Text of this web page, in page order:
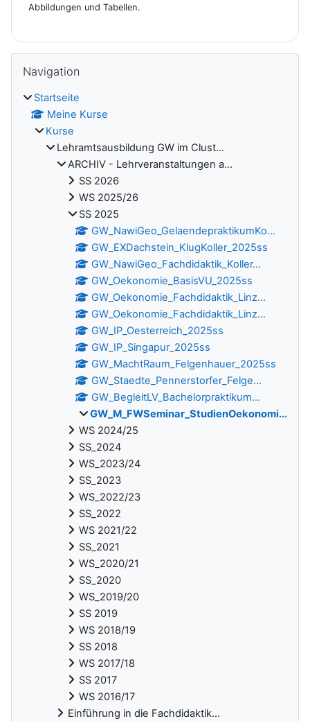
Abbildungen und Tabellen.
Blöcke
Navigation
Startseite
Meine Kurse
Kurse
Lehramtsausbildung GW im Clust...
ARCHIV - Lehrveranstaltungen a...
SS 2026
WS 2025/26
SS 2025
GW_NawiGeo_GelaendepraktikumKo...
GW_EXDachstein_KlugKoller_2025ss
GW_NawiGeo_Fachdidaktik_Koller...
GW_Oekonomie_BasisVU_2025ss
GW_Oekonomie_Fachdidaktik_Linz...
GW_Oekonomie_Fachdidaktik_Linz...
GW_IP_Oesterreich_2025ss
GW_IP_Singapur_2025ss
GW_MachtRaum_Felgenhauer_2025ss
GW_Staedte_Pennerstorfer_Felge...
GW_BegleitLV_Bachelorpraktikum...
GW_M_FWSeminar_StudienOekonomi...
WS 2024/25
SS_2024
WS_2023/24
SS_2023
WS_2022/23
SS_2022
WS 2021/22
SS_2021
WS_2020/21
SS_2020
WS_2019/20
SS 2019
WS 2018/19
SS 2018
WS 2017/18
SS 2017
WS 2016/17
Einführung in die Fachdidaktik...